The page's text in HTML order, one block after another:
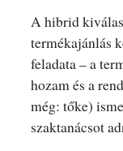
A hibrid
termékajánlás
feladata – a
hozam és a
még: tőke)
szaktanácsot